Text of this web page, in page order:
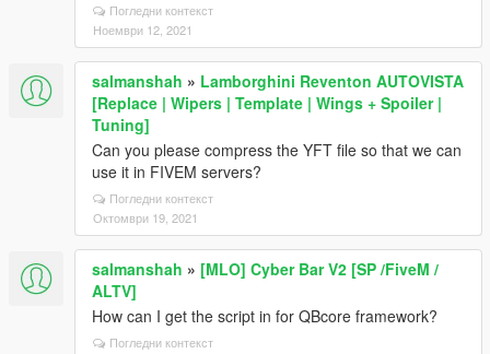
Погледни контекст
Ноември 12, 2021
salmanshah » Lamborghini Reventon AUTOVISTA
[Replace | Wipers | Template | Wings + Spoiler |
Tuning]
Can you please compress the YFT file so that we can
use it in FIVEM servers?
Погледни контекст
Октомври 19, 2021
salmanshah » [MLO] Cyber Bar V2 [SP /FiveM /
ALTV]
How can I get the script in for QBcore framework?
Погледни контекст